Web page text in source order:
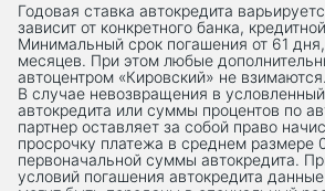
Годовая ставка автокредита
зависит от конкретного банка,
Минимальный срок погашения от 61
месяцев. При этом любые
автоцентром «Кировский» не взимаются.
В случае невозвращения в
автокредита или суммы процентов по
партнер оставляет за собой право
просрочку платежа в среднем размере
первоначальной суммы автокредита.
условий погашения автокредита